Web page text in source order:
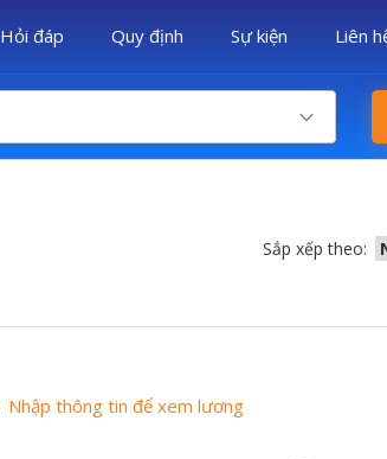
Hỏi đáp Quy định Sự kiện Liên
Sắp xếp theo:
Nhập thông tin để xem lương